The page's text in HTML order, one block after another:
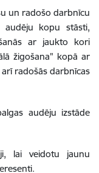
un radošo darbnīcu
audēju kopu stāsti,
ar jaukto kori
žigošana" kopā ar
radošās darbnīcas
audēju izstāde
lai veidotu jaunu